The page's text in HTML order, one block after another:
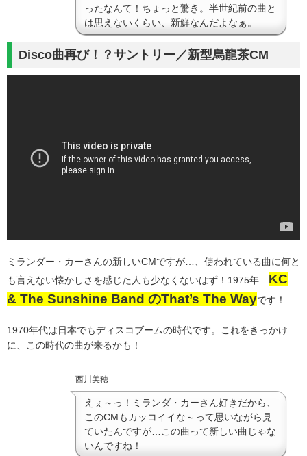
ったなんて！ちょっと驚き。半世紀前の曲と
は思えないくらい、新鮮なんだよなぁ。
Disco曲再び！？サントリー／新型烏龍茶CM
ミランダー・カーさんの新しいCMですが…、使われている曲に何と
も言えない懐かしさを感じた人も少なくないはず！1975年 KC
& The Sunshine Band のThat’s The Wayです！
1970年代は日本でもディスコブームの時代です。これをきっかけ
に、この時代の曲が来るかも！
西川美穂
えぇ～っ！ミランダ・カーさん好きだから、
このCMもカッコイイな～って思いながら見
ていたんですが…この曲って新しい曲じゃな
いんですね！